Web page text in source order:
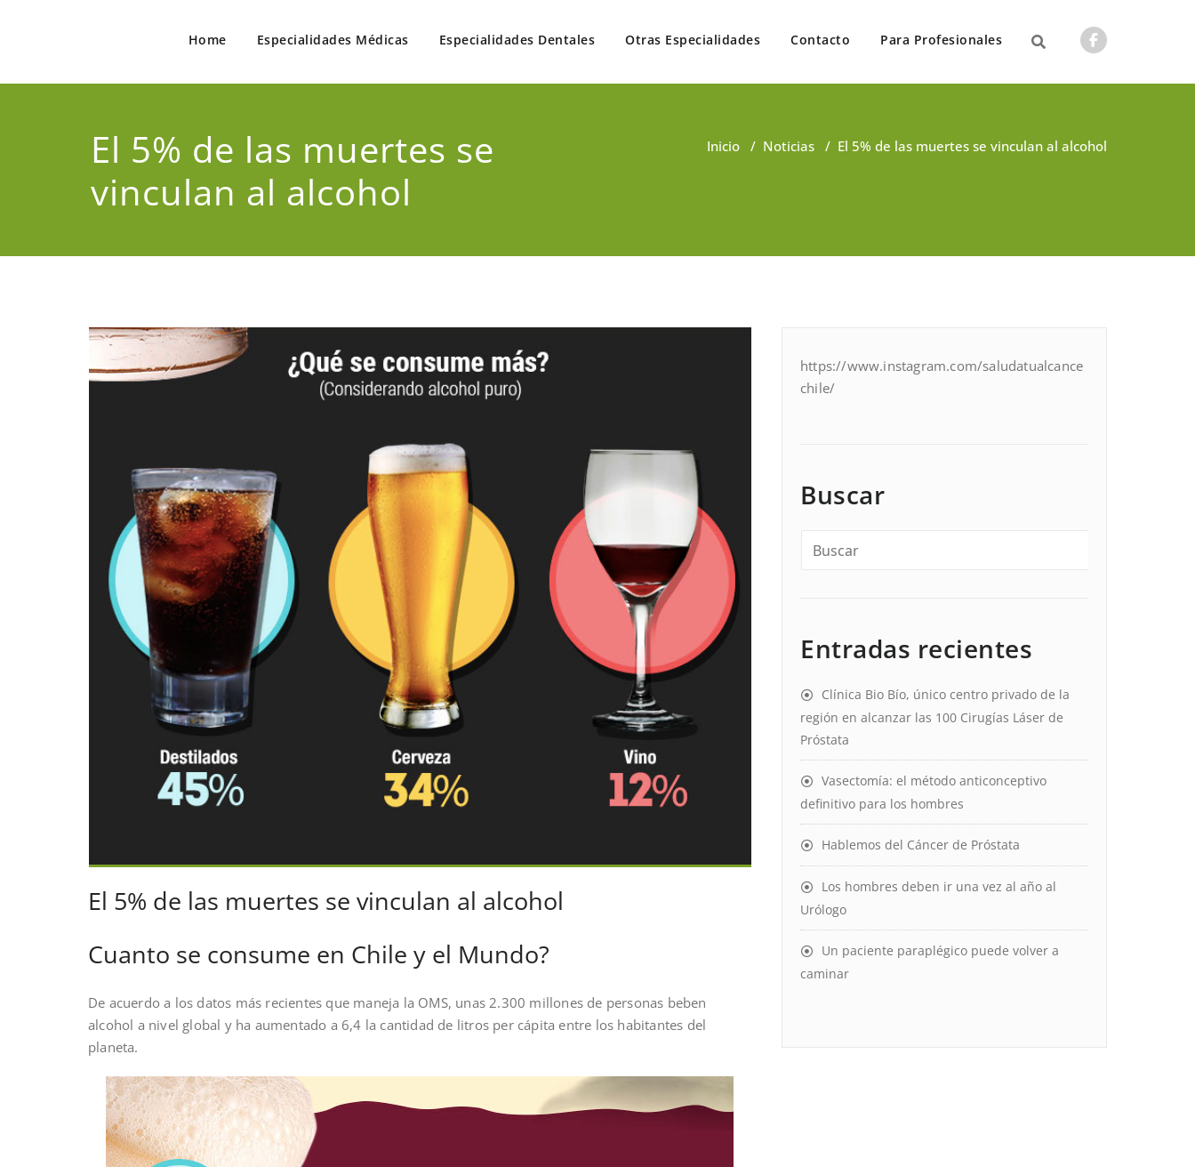
Home Especialidades Médicas Especialidades Dentales Otras Especialidades Contacto Para Profesionales
El 5% de las muertes se
vinculan al alcohol
Inicio / Noticias / El 5% de las muertes se vinculan al alcohol
El 5% de las muertes se vinculan al alcohol
Cuanto se consume en Chile y el Mundo?
De acuerdo a los datos más recientes que maneja la OMS, unas 2.300 millones de personas beben
alcohol a nivel global y ha aumentado a 6,4 la cantidad de litros per cápita entre los habitantes del
planeta.
https://www.instagram.com/saludatualcance
chile/
Buscar
Entradas recientes
Clínica Bio Bío, único centro privado de la
región en alcanzar las 100 Cirugías Láser de
Próstata
Vasectomía: el método anticonceptivo
definitivo para los hombres
Hablemos del Cáncer de Próstata
Los hombres deben ir una vez al año al
Urólogo
Un paciente paraplégico puede volver a
caminar